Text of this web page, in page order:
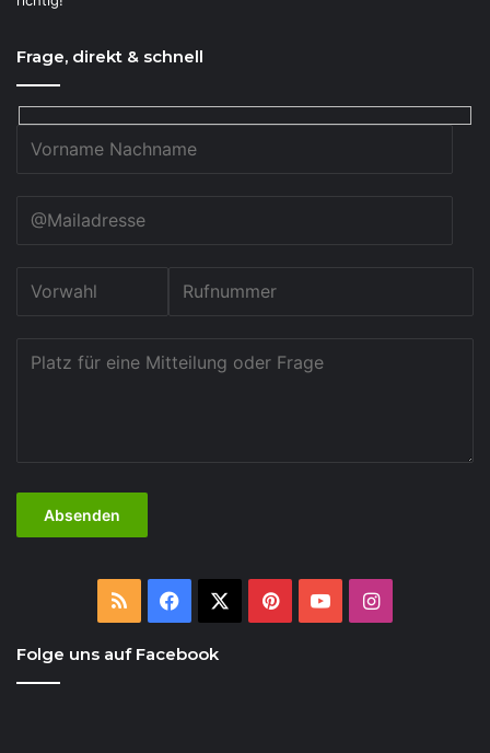
Frage, direkt & schnell
RSS Facebook PinterestYouTubeInstagram
Folge uns auf Facebook